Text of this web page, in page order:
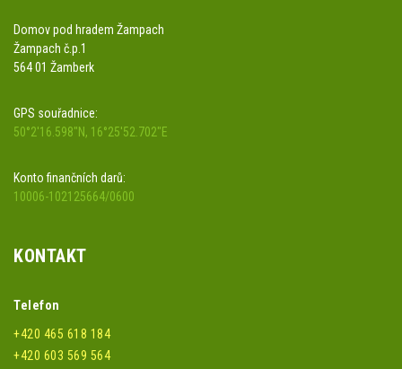
Domov pod hradem Žampach
Žampach č.p.1
564 01 Žamberk
GPS souřadnice:
50°2'16.598"N, 16°25'52.702"E
Konto finančních darů:
10006-102125664/0600
KONTAKT
Telefon
+420 465 618 184
+420 603 569 564